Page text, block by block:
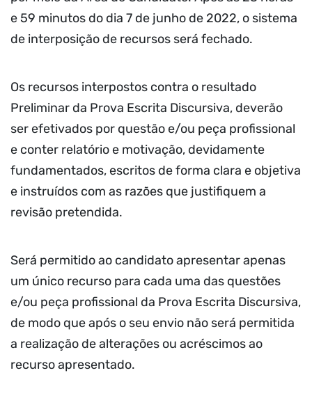
e 59 minutos do dia 7 de junho de 2022, o sistema
de interposição de recursos será fechado.
Os recursos interpostos contra o resultado
Preliminar da Prova Escrita Discursiva, deverão
ser efetivados por questão e/ou peça profissional
e conter relatório e motivação, devidamente
fundamentados, escritos de forma clara e objetiva
e instruídos com as razões que justifiquem a
revisão pretendida.
Será permitido ao candidato apresentar apenas
um único recurso para cada uma das questões
e/ou peça profissional da Prova Escrita Discursiva,
de modo que após o seu envio não será permitida
a realização de alterações ou acréscimos ao
recurso apresentado.